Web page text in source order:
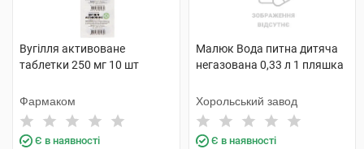
Вугілля активоване
таблетки 250 мг 10 шт
Фармаком
Є в наявності
Малюк Вода питна дитяча
негазована 0,33 л 1 пляшка
Хорольський завод
Є в наявності